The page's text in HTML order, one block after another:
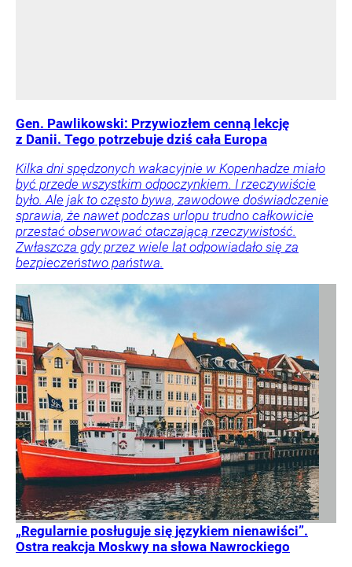
Gen. Pawlikowski: Przywiozłem cenną lekcję
z Danii. Tego potrzebuje dziś cała Europa
Kilka dni spędzonych wakacyjnie w Kopenhadze miało
być przede wszystkim odpoczynkiem. I rzeczywiście
było. Ale jak to często bywa, zawodowe doświadczenie
sprawia, że nawet podczas urlopu trudno całkowicie
przestać obserwować otaczającą rzeczywistość.
Zwłaszcza gdy przez wiele lat odpowiadało się za
bezpieczeństwo państwa.
„Regularnie posługuje się językiem nienawiści”.
Ostra reakcja Moskwy na słowa Nawrockiego